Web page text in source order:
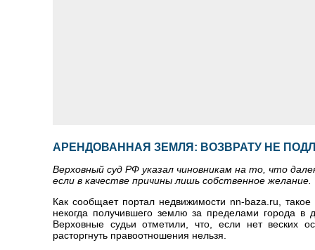
АРЕНДОВАННАЯ ЗЕМЛЯ: ВОЗВРАТУ НЕ
Верховный суд РФ указал чиновникам на то, что
если в качестве причины лишь собственное желание.
Как сообщает портал недвижимости nn-baza.ru,
некогда получившего землю за пределами города в
Верховные судьи отметили, что, если нет веских
расторгнуть правоотношения нельзя.